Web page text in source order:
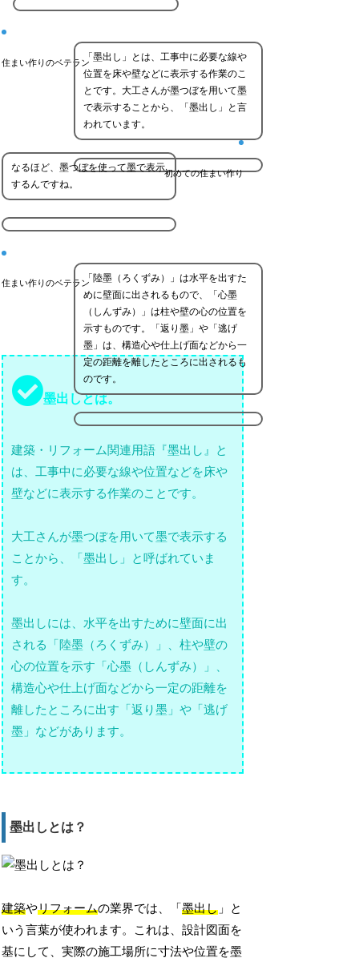
住まい作りのベテラン「墨出し」とは、工事中に必要な線や
位置を床や壁などに表示する作業のこ
とです。大工さんが墨つぼを用いて墨
で表示することから、「墨出し」と言
われています。
初めての住まい作り
なるほど、墨つぼを使って墨で表示
するんですね。
住まい作りのベテラン「陸墨（ろくずみ）」は水平を出すた
めに壁面に出されるもので、「心墨
（しんずみ）」は柱や壁の心の位置を
示すものです。「返り墨」や「逃げ
墨」は、構造心や仕上げ面などから一
定の距離を離したところに出されるも
のです。
墨出しとは。
建築・リフォーム関連用語『墨出し』と
は、工事中に必要な線や位置などを床や
壁などに表示する作業のことです。
大工さんが墨つぼを用いて墨で表示する
ことから、「墨出し」と呼ばれていま
す。
墨出しには、水平を出すために壁面に出
される「陸墨（ろくずみ）」、柱や壁の
心の位置を示す「心墨（しんずみ）」、
構造心や仕上げ面などから一定の距離を
離したところに出す「返り墨」や「逃げ
墨」などがあります。
墨出しとは？
建築やリフォームの業界では、「墨出し 」と
いう言葉が使われます。これは、設計図面を
基にして、実際の施工場所に寸法や位置を墨